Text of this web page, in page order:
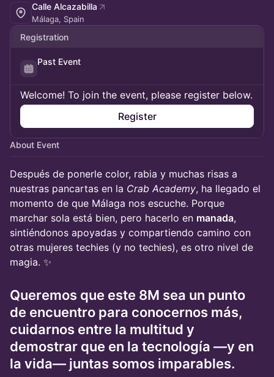
Calle Alcazabilla
Málaga, Spain
Registration
Past Event
Welcome! To join the event, please register below.
Register
About Event
Después de ponerle color, rabia y muchas risas a
nuestras pancartas en la Crab Academy, ha llegado el
momento de que Málaga nos escuche. Porque
marchar sola está bien, pero hacerlo en manada,
sintiéndonos apoyadas y compartiendo camino con
otras mujeres techies (y no techies), es otro nivel de
magia. ✨
Queremos que este 8M sea un punto
de encuentro para conocernos más,
cuidarnos entre la multitud y
demostrar que en la tecnología —y en
la vida— juntas somos imparables.